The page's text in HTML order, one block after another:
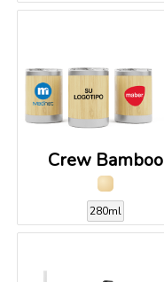
Crew Bamboo
280ml